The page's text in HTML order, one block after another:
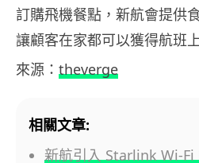
訂購飛機餐點，新航會提供
讓顧客在家都可以獲得航班
來源： theverge
相關文章:
新航引入 Starlink Wi-Fi